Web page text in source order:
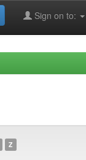
Sign on to:
Z